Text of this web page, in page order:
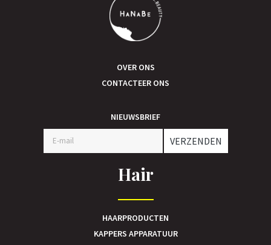
OVER ONS
CONTACTEER ONS
NIEUWSBRIEF
VERZENDEN
Hair
HAARPRODUCTEN
KAPPERS APPARATUUR